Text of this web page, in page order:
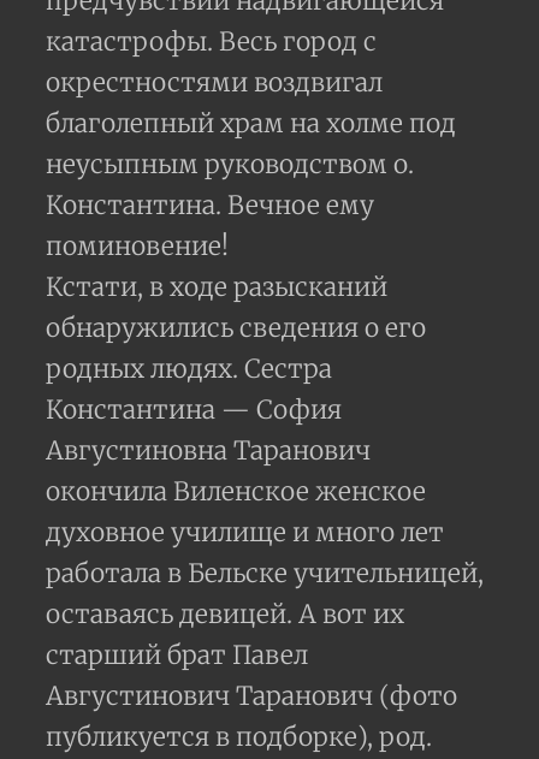
катастрофы. Весь город с
окрестностями воздвигал
благолепный храм на холме под
неусыпным руководством о.
Константина. Вечное ему
поминовение!
Кстати, в ходе разысканий
обнаружились сведения о его
родных людях. Сестра
Константина — София
Августиновна Таранович
окончила Виленское женское
духовное училище и много лет
работала в Бельске учительницей,
оставаясь девицей. А вот их
старший брат Павел
Августинович Таранович (фото
публикуется в подборке), род.